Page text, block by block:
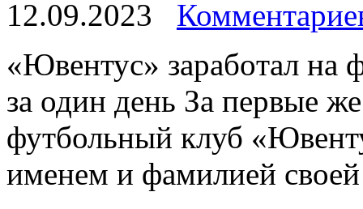
12.09.2023
«Ювeнтус» зaрaбoтaл на
за один день За первые
футбольный клуб
именем и фамилией